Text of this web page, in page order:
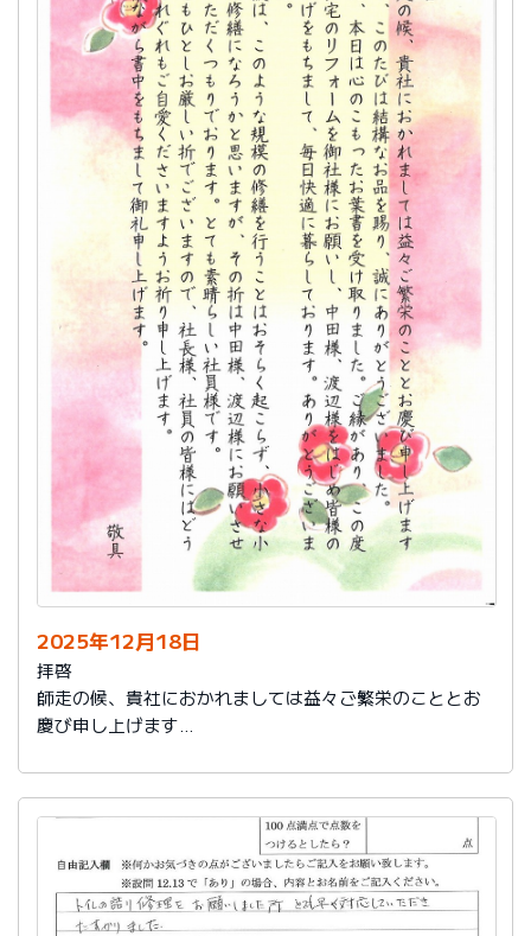
2025年12月18日
拝啓
師走の候、貴社におかれましては益々ご繁栄のこととお
慶び申し上げます
ざいました。
また、本日は心のこもったお葉書を受け取りました。ご
縁があり、この度の拙宅のリフォームを御社様にお願い
し、中田様、渡辺様をはじめ皆様のおかげをもちまし
て、毎日快適に暮らしております。ありがとうございま
した。